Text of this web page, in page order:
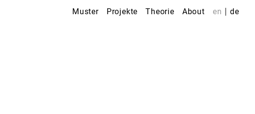
Muster Projekte Theorie About en de